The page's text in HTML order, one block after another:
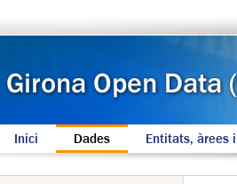
Inici Dades Entitats, àrees